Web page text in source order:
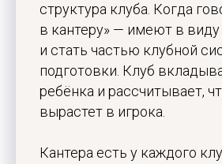
структура клуба. Когда
в кантеру» — имеют в виду
и стать частью клубной
подготовки. Клуб
ребёнка и рассчитывает,
вырастет в игрока.
Кантера есть у каждого